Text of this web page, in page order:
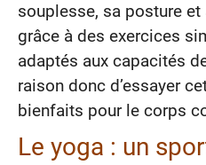
souplesse, sa posture et
grâce à des exercices
adaptés aux capacités
raison donc d’essayer
bienfaits pour le corps
Le yoga : un